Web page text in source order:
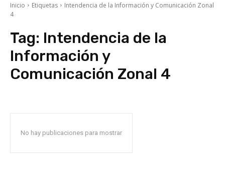
Inicio Etiquetas
Intendencia de la Información y Comunicación Zonal
4
Tag: Intendencia de la
Información y
Comunicación Zonal 4
No hay publicaciones para mostrar